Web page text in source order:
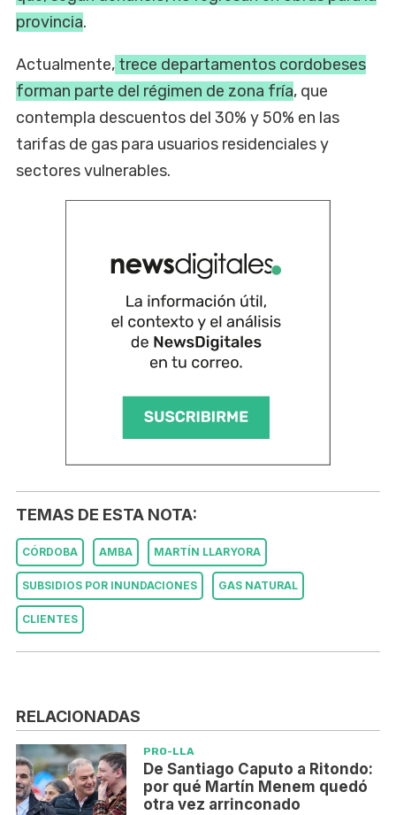
provincia.
Actualmente, trece departamentos cordobeses
forman parte del régimen de zona fría, que
contempla descuentos del 30% y 50% en las
tarifas de gas para usuarios residenciales y
sectores vulnerables.
TEMAS DE ESTA NOTA:
CÓRDOBA AMBA MARTÍN LLARYORA
SUBSIDIOS POR INUNDACIONES GAS NATURAL
CLIENTES
RELACIONADAS
PRO-LLA
De Santiago Caputo a Ritondo:
por qué Martín Menem quedó
otra vez arrinconado